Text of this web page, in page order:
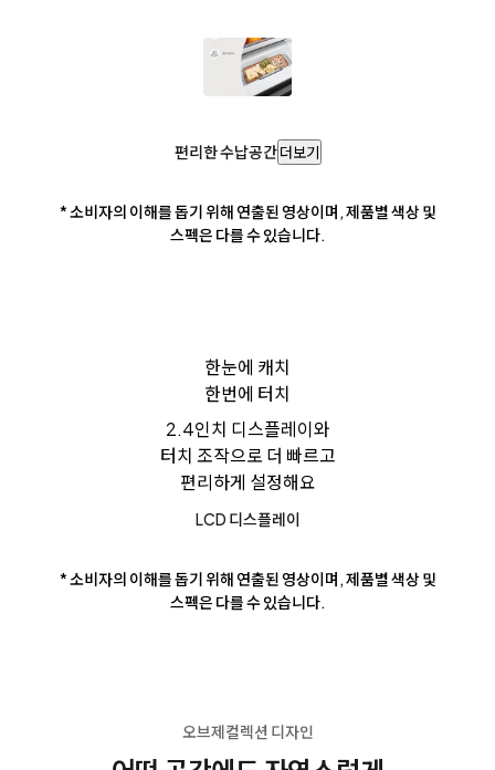
편리한 수납공간 더보기
* 소비자의 이해를 돕기 위해 연출된 영상이며, 제품별 색상 및
스펙은 다를 수 있습니다.
한눈에 캐치
한번에 터치
2.4인치 디스플레이와
터치 조작으로 더 빠르고
편리하게 설정해요
LCD 디스플레이
* 소비자의 이해를 돕기 위해 연출된 영상이며, 제품별 색상 및
스펙은 다를 수 있습니다.
오브제컬렉션 디자인